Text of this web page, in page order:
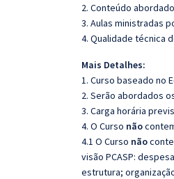
2. Conteúdo
3. Aulas ministradas
4. Qualidade técnica
Mais Detalhes:
1. Curso baseado no
2. Serão abordados
3. Carga horária
4. O Curso não
4.1 O Curso não
visão PCASP:
estrutura;